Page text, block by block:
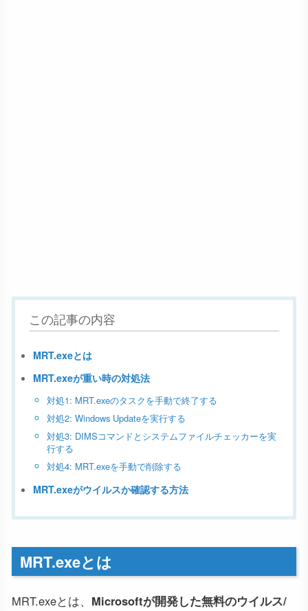
この記事の内容
MRT.exeとは
MRT.exeが重い時の対処法
対処1: MRT.exeのタスクを手動で終了する
対処2: Windows Updateを実行する
対処3: DIMSコマンドとシステムファイルチェッカーを実
行する
対処4: MRT.exeを手動で削除する
MRT.exeがウイルスか確認する方法
MRT.exeとは
MRT.exeとは、 Microsoftが開発した無料のウイルス/